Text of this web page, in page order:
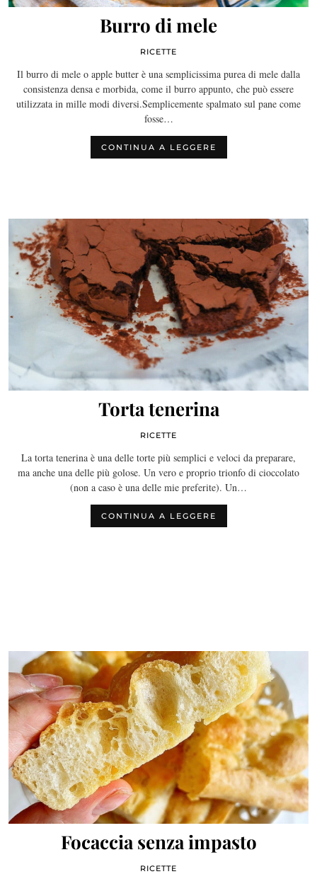
Burro di mele
RICETTE
Il burro di mele o apple butter è una semplicissima purea di mele dalla
consistenza densa e morbida, come il burro appunto, che può essere
utilizzata in mille modi diversi.Semplicemente spalmato sul pane come
fosse…
CONTINUA A LEGGERE
Torta tenerina
RICETTE
La torta tenerina è una delle torte più semplici e veloci da preparare,
ma anche una delle più golose. Un vero e proprio trionfo di cioccolato
(non a caso è una delle mie preferite). Un…
CONTINUA A LEGGERE
Focaccia senza impasto
RICETTE